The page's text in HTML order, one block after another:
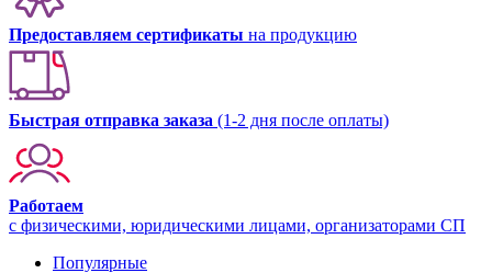
Предоставляем сертификаты на продукцию
Быстрая отправка заказа (1-2 дня после оплаты)
Работаем
с физическими, юридическими лицами, организаторами СП
Популярные